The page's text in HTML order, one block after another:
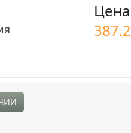
Цена
387.2